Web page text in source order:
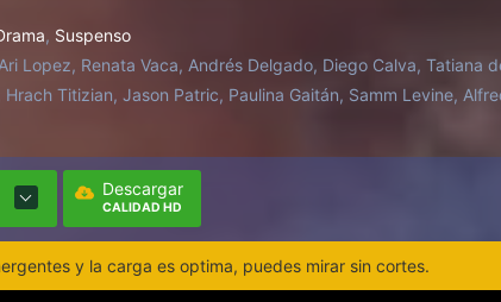
, Suspenso
Ari Lopez, Renata Vaca, Andrés Delgado, Diego Calva, Tatiana
Hrach Titizian, Jason Patric, Paulina Gaitán, Samm Levine,
Descargar
CALIDAD HD
y la carga es optima, puedes mirar sin cortes.